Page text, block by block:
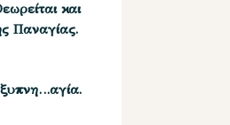
και
Παναγίας.